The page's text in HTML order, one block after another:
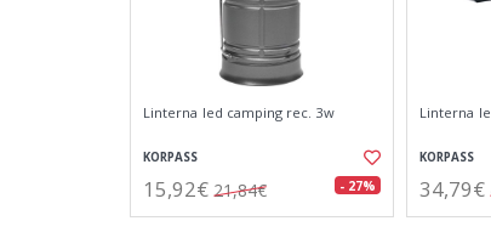
Linterna led camping rec. 3w
KORPASS
15,92€ 21,84€ - 27%
Linterna
KORPASS
34,79€